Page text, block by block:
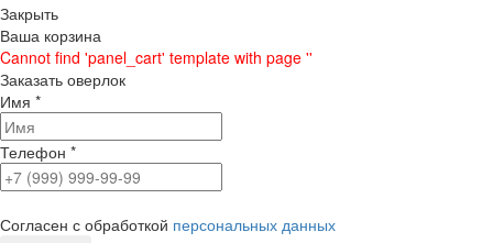
Закрыть
Ваша корзина
Cannot find 'panel_cart' template with page ''
Заказать оверлок
Имя *
Телефон *
Согласен с обработкой персональных данных